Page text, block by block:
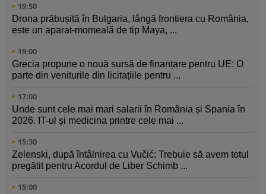
19:50
Drona prăbușită în Bulgaria, lângă frontiera cu România,
este un aparat-momeală de tip Maya, ...
19:00
Grecia propune o nouă sursă de finanțare pentru UE: O
parte din veniturile din licitațiile pentru ...
17:00
Unde sunt cele mai mari salarii în România și Spania în
2026. IT-ul și medicina printre cele mai ...
15:30
Zelenski, după întâlnirea cu Vučić: Trebuie să avem totul
pregătit pentru Acordul de Liber Schimb ...
15:00